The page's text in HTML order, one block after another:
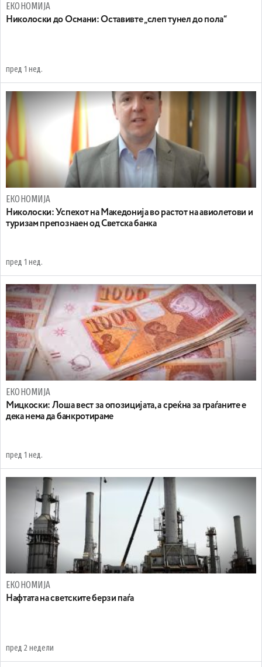
ЕКОНОМИЈА
Николоски до Османи: Oставивте „слеп тунел до пола“
пред 1 нед.
ЕКОНОМИЈА
Николоски: Успехот на Македонија во растот на авиолетови и
туризам препознаен од Светска банка
пред 1 нед.
ЕКОНОМИЈА
Мицкоски: Лоша вест за опозицијата, а среќна за граѓаните е
дека нема да банкротираме
пред 1 нед.
ЕКОНОМИЈА
Нафтата на светските берзи паѓа
пред 2 недели